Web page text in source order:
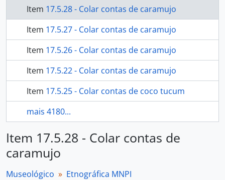
Item 17.5.28 - Colar contas de caramujo
Item 17.5.27 - Colar contas de caramujo
Item 17.5.26 - Colar contas de caramujo
Item 17.5.22 - Colar contas de caramujo
Item 17.5.25 - Colar contas de coco tucum
mais 4180...
Item 17.5.28 - Colar contas de
caramujo
Museológico
Etnográfica MNPI